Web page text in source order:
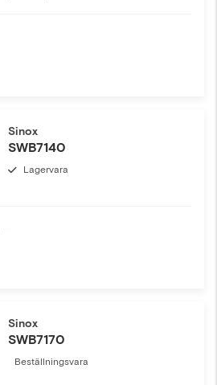
Sinox
SWB7140
Lagervara
Sinox
SWB7170
Beställningsvara